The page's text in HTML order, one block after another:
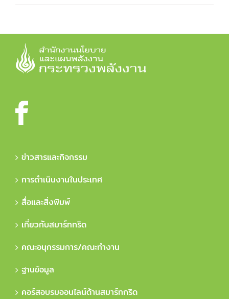
ข่าวสารและกิจกรรม
การดำเนินงานในประเทศ
สื่อและสิ่งพิมพ์
เกี่ยวกับสมาร์ทกริด
คณะอนุกรรมการ/คณะทำงาน
ฐานข้อมูล
คอร์สอบรมออนไลน์ด้านสมาร์ทกริด